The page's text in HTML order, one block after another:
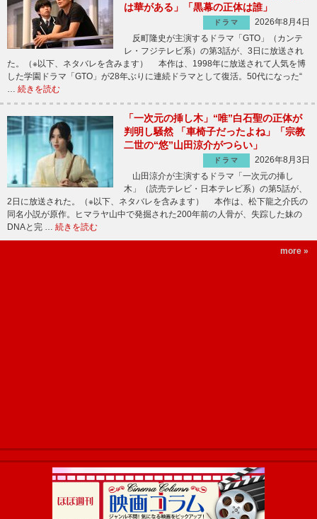
は華がある」「黒幕の正体は誰」
ドラマ
2026年8月4日
反町隆史が主演するドラマ「GTO」（カンテ
レ・フジテレビ系）の第3話が、3日に放送され
た。（※以下、ネタバレを含みます） 本作は、1998年に放送されて人気を博
した学園ドラマ「GTO」が28年ぶりに連続ドラマとして復活。50代になった“
続きを読む
「一次元の挿し木」“唯”白石聖の正体が
判明し騒然 「車椅子だったよね」「宗教
二世の“悠”山田涼介がつらい」
ドラマ
2026年8月3日
山田涼介が主演するドラマ「一次元の挿し
木」（読売テレビ・日本テレビ系）の第5話が、
2日に放送された。（※以下、ネタバレを含みます） 本作は、松下龍之介氏の
同名小説が原作。ヒマラヤ山中で発掘された200年前の人骨が、失踪した妹の
DNAと完 … 続きを読む
more »